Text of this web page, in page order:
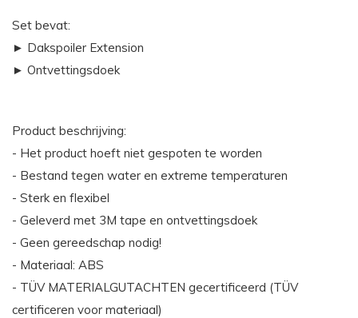
Set bevat:
► Dakspoiler Extension
► Ontvettingsdoek
Product beschrijving:
- Het product hoeft niet gespoten te worden
- Bestand tegen water en extreme temperaturen
- Sterk en flexibel
- Geleverd met 3M tape en ontvettingsdoek
- Geen gereedschap nodig!
- Materiaal: ABS
- TÜV MATERIALGUTACHTEN gecertificeerd (TÜV
certificeren voor materiaal)